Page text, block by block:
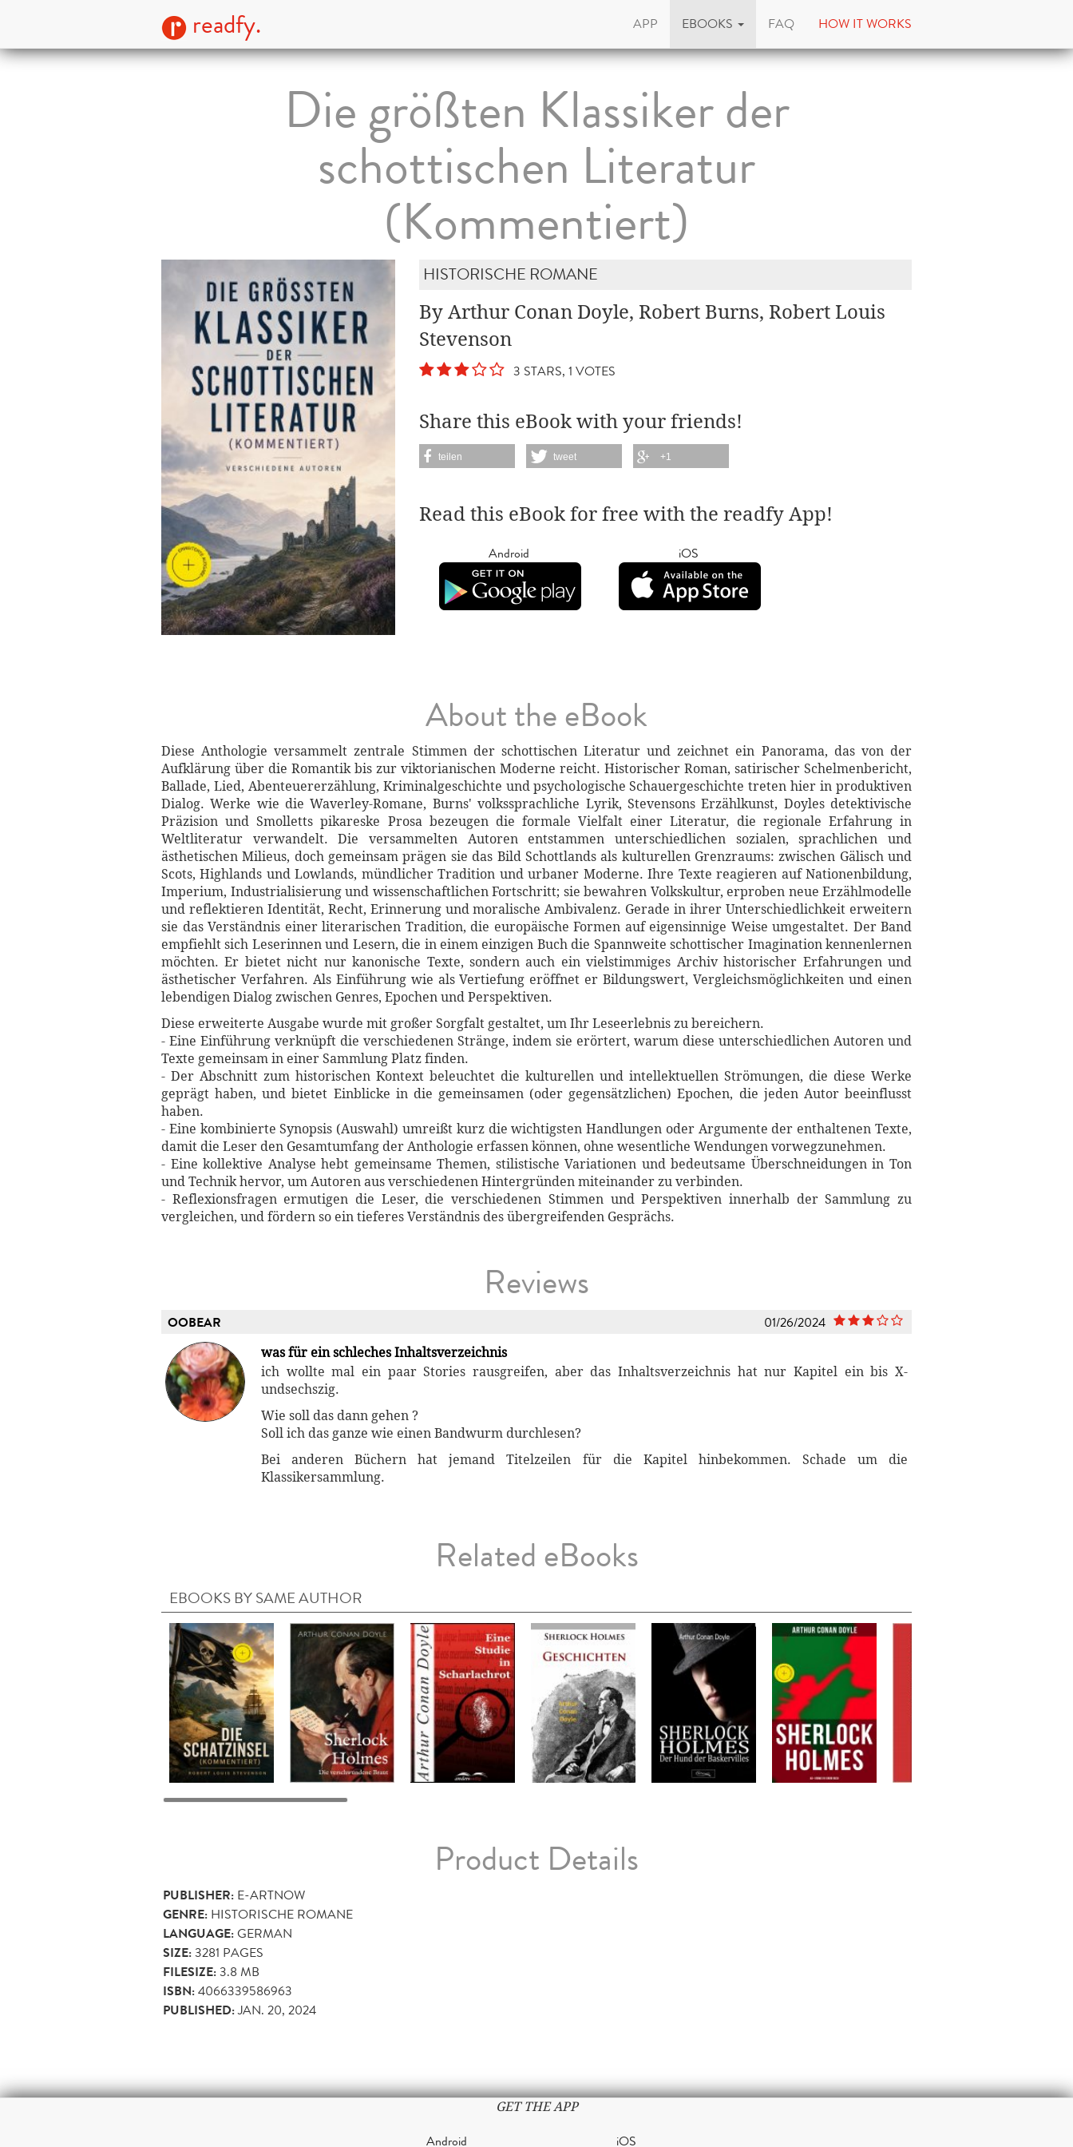
readfy. APP EBOOKS FAQ HOW IT WORKS
Die größten Klassiker der
schottischen Literatur
(Kommentiert)
HISTORISCHE ROMANE
By Arthur Conan Doyle, Robert Burns, Robert Louis
Stevenson
3 STARS, 1 VOTES
Share this eBook with your friends!
teilen tweet +1
Read this eBook for free with the readfy App!
Android iOS
About the eBook
Diese Anthologie versammelt zentrale Stimmen der schottischen Literatur und zeichnet ein Panorama, das von der
Aufklärung über die Romantik bis zur viktorianischen Moderne reicht. Historischer Roman, satirischer Schelmenbericht,
Ballade, Lied, Abenteuererzählung, Kriminalgeschichte und psychologische Schauergeschichte treten hier in produktiven
Dialog. Werke wie die Waverley-Romane, Burns' volkssprachliche Lyrik, Stevensons Erzählkunst, Doyles detektivische
Präzision und Smolletts pikareske Prosa bezeugen die formale Vielfalt einer Literatur, die regionale Erfahrung in
Weltliteratur verwandelt. Die versammelten Autoren entstammen unterschiedlichen sozialen, sprachlichen und
ästhetischen Milieus, doch gemeinsam prägen sie das Bild Schottlands als kulturellen Grenzraums: zwischen Gälisch und
Scots, Highlands und Lowlands, mündlicher Tradition und urbaner Moderne. Ihre Texte reagieren auf Nationenbildung,
Imperium, Industrialisierung und wissenschaftlichen Fortschritt; sie bewahren Volkskultur, erproben neue Erzählmodelle
und reflektieren Identität, Recht, Erinnerung und moralische Ambivalenz. Gerade in ihrer Unterschiedlichkeit erweitern
sie das Verständnis einer literarischen Tradition, die europäische Formen auf eigensinnige Weise umgestaltet. Der Band
empfiehlt sich Leserinnen und Lesern, die in einem einzigen Buch die Spannweite schottischer Imagination kennenlernen
möchten. Er bietet nicht nur kanonische Texte, sondern auch ein vielstimmiges Archiv historischer Erfahrungen und
ästhetischer Verfahren. Als Einführung wie als Vertiefung eröffnet er Bildungswert, Vergleichsmöglichkeiten und einen
lebendigen Dialog zwischen Genres, Epochen und Perspektiven.
Diese erweiterte Ausgabe wurde mit großer Sorgfalt gestaltet, um Ihr Leseerlebnis zu bereichern.
- Eine Einführung verknüpft die verschiedenen Stränge, indem sie erörtert, warum diese unterschiedlichen Autoren und
Texte gemeinsam in einer Sammlung Platz finden.
- Der Abschnitt zum historischen Kontext beleuchtet die kulturellen und intellektuellen Strömungen, die diese Werke
geprägt haben, und bietet Einblicke in die gemeinsamen (oder gegensätzlichen) Epochen, die jeden Autor beeinflusst
haben.
- Eine kombinierte Synopsis (Auswahl) umreißt kurz die wichtigsten Handlungen oder Argumente der enthaltenen Texte,
damit die Leser den Gesamtumfang der Anthologie erfassen können, ohne wesentliche Wendungen vorwegzunehmen.
- Eine kollektive Analyse hebt gemeinsame Themen, stilistische Variationen und bedeutsame Überschneidungen in Ton
und Technik hervor, um Autoren aus verschiedenen Hintergründen miteinander zu verbinden.
- Reflexionsfragen ermutigen die Leser, die verschiedenen Stimmen und Perspektiven innerhalb der Sammlung zu
vergleichen, und fördern so ein tieferes Verständnis des übergreifenden Gesprächs.
Reviews
OOBEAR 01/26/2024
was für ein schleches Inhaltsverzeichnis
ich wollte mal ein paar Stories rausgreifen, aber das Inhaltsverzeichnis hat nur Kapitel ein bis X-
undsechszig.
Wie soll das dann gehen ?
Soll ich das ganze wie einen Bandwurm durchlesen?
Bei anderen Büchern hat jemand Titelzeilen für die Kapitel hinbekommen. Schade um die
Klassikersammlung.
Related eBooks
EBOOKS BY SAME AUTHOR
Product Details
PUBLISHER: E-ARTNOW
GENRE: HISTORISCHE ROMANE
LANGUAGE:GERMAN
SIZE:3281 PAGES
FILESIZE:3.8 MB
ISBN:4066339586963
PUBLISHED:JAN. 20, 2024
GET THE APP
Android iOS